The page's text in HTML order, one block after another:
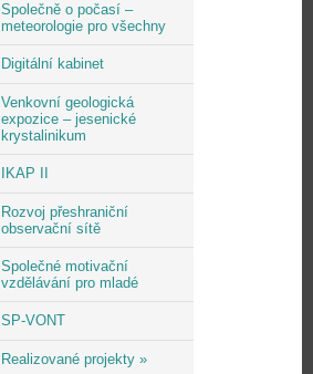
Společně o počasí –
meteorologie pro všechny
Digitální kabinet
Venkovní geologická
expozice – jesenické
krystalinikum
IKAP II
Rozvoj přeshraniční
observační sítě
Společné motivační
vzdělávání pro mladé
SP-VONT
Realizované projekty »